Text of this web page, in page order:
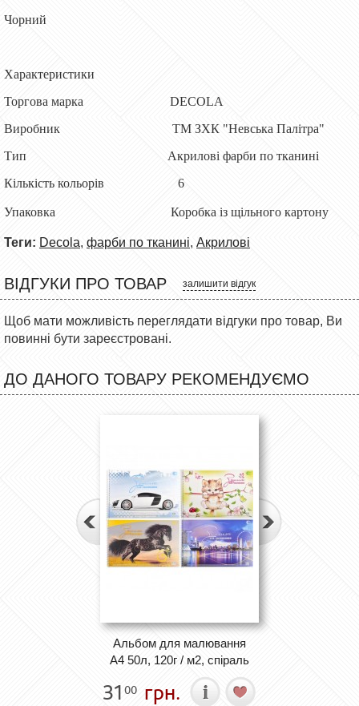
Чорний
Характеристики
Торгова марка DECOLA
Виробник ТМ ЗХК "Невська Палітра"
Тип Акрилові фарби по тканині
Кількість кольорів 6
Упаковка Коробка із щільного картону
Теги: Decola, фарби по тканині, Акрилові
ВІДГУКИ ПРО ТОВАР залишити відгук
Щоб мати можливість переглядати відгуки про товар, Ви
повинні бути зареєстровані.
ДО ДАНОГО ТОВАРУ РЕКОМЕНДУЄМО
Альбом для малювання
А4 50л, 120г / м2, спіраль
31 00 грн.